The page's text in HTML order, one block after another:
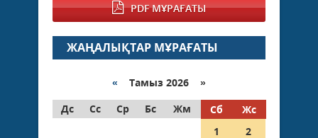
PDF МҰРАҒАТЫ
ЖАҢАЛЫҚТАР МҰРАҒАТЫ
« Тамыз 2026 »
Дс
Сс Ср Бс Жм Сб
Жс
1
2